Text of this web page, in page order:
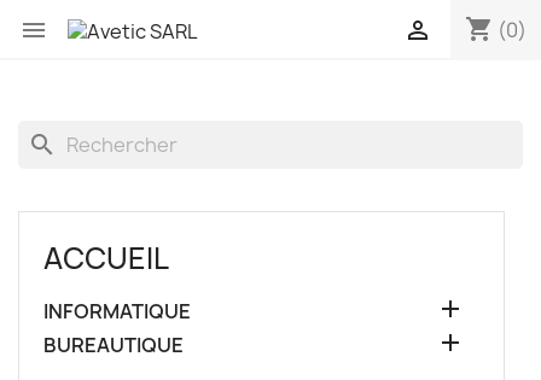
 shopping_cart (0)

search
ACCUEIL
INFORMATIQUE 
BUREAUTIQUE 